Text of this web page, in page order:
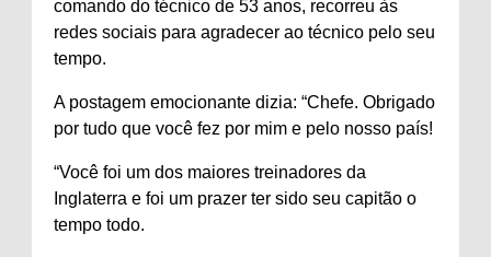
comando do técnico de 53 anos, recorreu às
redes sociais para agradecer ao técnico pelo seu
tempo.
A postagem emocionante dizia: “Chefe. Obrigado
por tudo que você fez por mim e pelo nosso país!
“Você foi um dos maiores treinadores da
Inglaterra e foi um prazer ter sido seu capitão o
tempo todo.